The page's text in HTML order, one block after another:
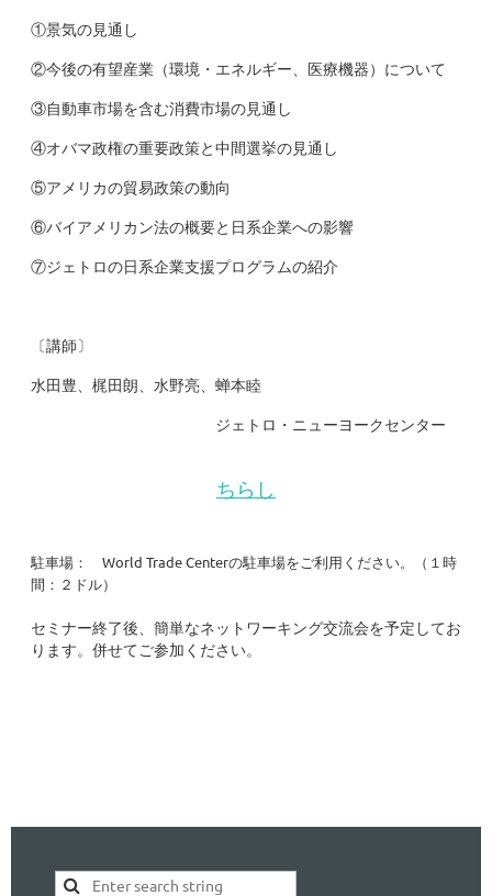
①景気の見通し
②今後の有望産業（環境・エネルギー、医療機器）について
③自動車市場を含む消費市場の見通し
④オバマ政権の重要政策と中間選挙の見通し
⑤アメリカの貿易政策の動向
⑥バイアメリカン法の概要と日系企業への影響
⑦ジェトロの日系企業支援プログラムの紹介
〔講師〕
水田豊、梶田朗、水野亮、蝉本睦
ジェトロ・ニューヨークセンター
ちらし
駐車場 ： World Trade Centerの駐車場をご利用ください。（１時
間：２ドル）
セミナー終了後、簡単なネットワーキング交流会を予定してお
ります。併せてご参加ください。